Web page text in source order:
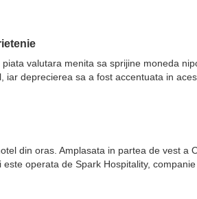
valutara menita sa sprijine moneda
deprecierea sa a fost accentuata in
din oras. Amplasata in partea de vest a
operata de Spark Hospitality,